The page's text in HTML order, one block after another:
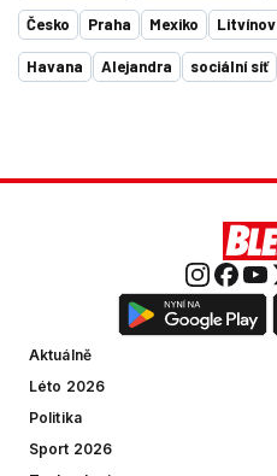
Česko Praha Mexiko Litvínov
Havana Alejandra sociální síť
Aktuálně
Léto 2026
Politika
Sport 2026